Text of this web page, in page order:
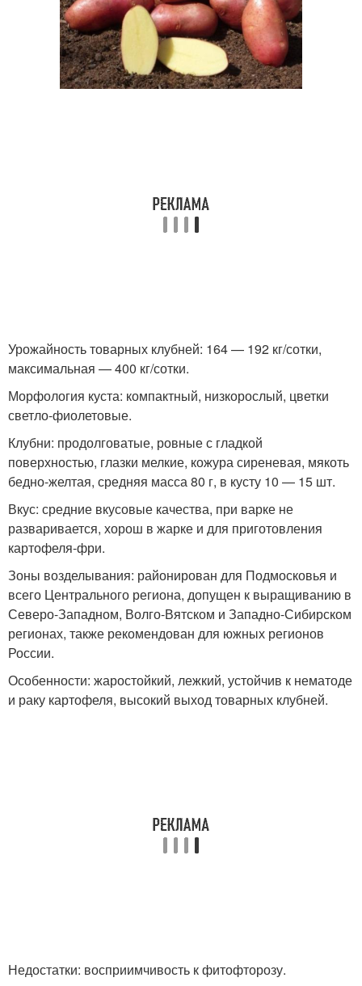
Урожайность товарных клубней: 164 — 192 кг/сотки,
максимальная — 400 кг/сотки.
Морфология куста: компактный, низкорослый, цветки
светло-фиолетовые.
Клубни: продолговатые, ровные с гладкой
поверхностью, глазки мелкие, кожура сиреневая, мякоть
бедно-желтая, средняя масса 80 г, в кусту 10 — 15 шт.
Вкус: средние вкусовые качества, при варке не
разваривается, хорош в жарке и для приготовления
картофеля-фри.
Зоны возделывания: районирован для Подмосковья и
всего Центрального региона, допущен к выращиванию в
Северо-Западном, Волго-Вятском и Западно-Сибирском
регионах, также рекомендован для южных регионов
России.
Особенности: жаростойкий, лежкий, устойчив к нематоде
и раку картофеля, высокий выход товарных клубней.
Недостатки: восприимчивость к фитофторозу.